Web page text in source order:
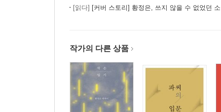
[읽다] [커버 스토리] 황정은, 쓰지 않을 수 없었던
작가의 다른 상품